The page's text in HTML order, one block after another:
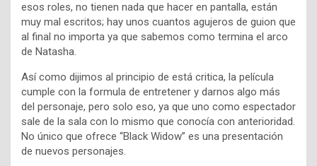
esos roles, no tienen nada que hacer en pantalla, están
muy mal escritos; hay unos cuantos agujeros de guion que
al final no importa ya que sabemos como termina el arco
de Natasha.
Así como dijimos al principio de está critica, la película
cumple con la formula de entretener y darnos algo más
del personaje, pero solo eso, ya que uno como espectador
sale de la sala con lo mismo que conocía con anterioridad.
No único que ofrece “Black Widow” es una presentación
de nuevos personajes.